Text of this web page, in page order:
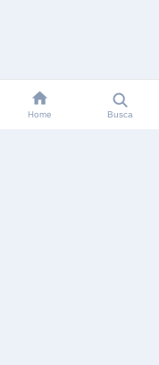
Home Busca